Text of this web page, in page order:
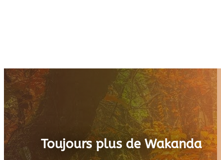
Toujours plus de Wakanda